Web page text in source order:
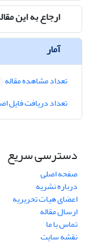
ارجاع به این
آمار
تعداد مشاهده مقاله
تعداد دریافت فایل
دسترسی سریع
صفحه اصلی
درباره نشریه
اعضای هیات تحریریه
ارسال مقاله
تماس با ما
نقشه سایت